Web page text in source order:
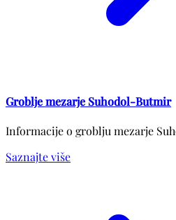
Groblje mezarje Suhodol-Butmir
Informacije o groblju mezarje
Saznajte više